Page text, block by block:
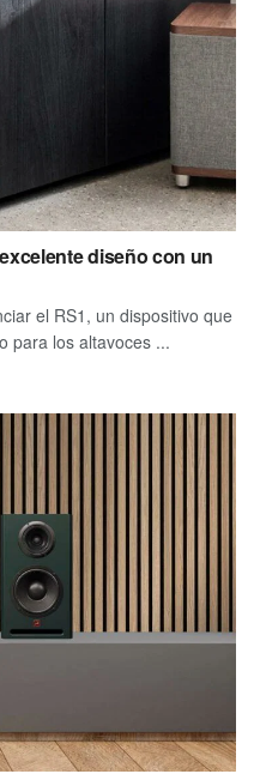
diseño con un
el RS1, un dispositivo que
para los altavoces ...